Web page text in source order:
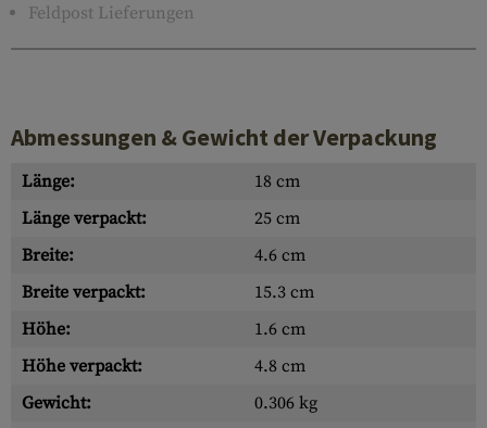
Feldpost Lieferungen
Abmessungen & Gewicht der Verpackung
Länge:
18 cm
Länge verpackt:
25 cm
Breite:
4.6 cm
Breite verpackt:
15.3 cm
Höhe:
1.6 cm
Höhe verpackt:
4.8 cm
Gewicht:
0.306 kg